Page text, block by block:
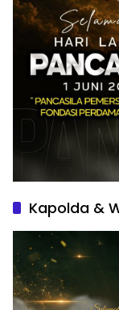
Kapolda &